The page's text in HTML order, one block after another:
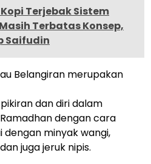
Terjebak Sistem
Terbatas Konsep,
Saifudin
Belangiran merupakan
dan diri dalam
dengan cara
dengan minyak wangi,
juga jeruk nipis.